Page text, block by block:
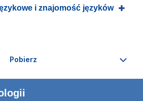
i znajomość języków